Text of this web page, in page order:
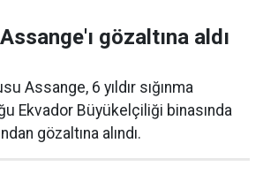
gözaltına aldı
Assange, 6 yıldır sığınma
Ekvador Büyükelçiliği binasında
gözaltına alındı.